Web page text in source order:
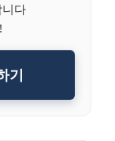
다
기